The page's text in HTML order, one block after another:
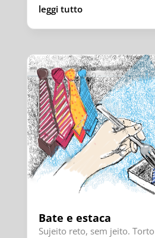
leggi tutto
Bate e estaca
Sujeito reto, sem jeito.